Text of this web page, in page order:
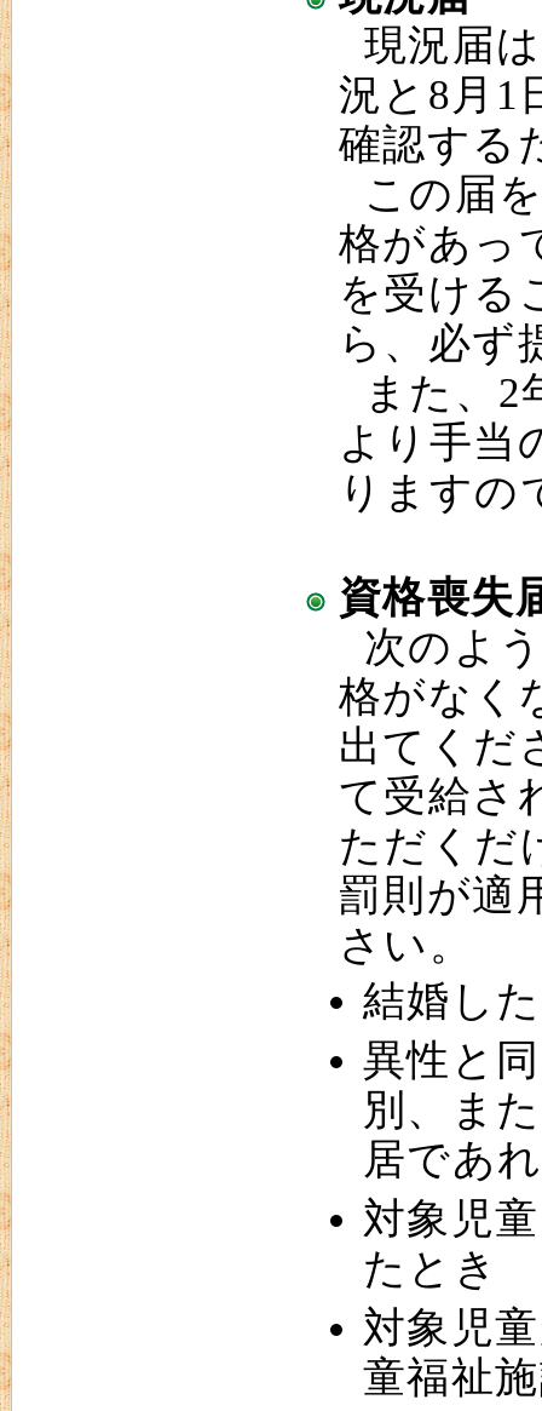
現況届
況と8月1
確認する
この届
格があっ
を受ける
ら、必ず
また、2
より手当
りますの
資格喪失
次のよ
格がなく
出てくだ
て受給さ
ただくだ
罰則が適
さい。
結婚し
異性と
別、ま
居であ
対象児
たとき
対象児
童福祉